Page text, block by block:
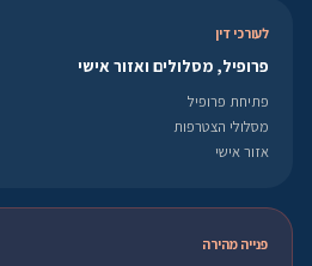
לעורכי דין
פרופיל, מסלולים ואזור אישי
פתיחת פרופיל
מסלולי הצטרפות
אזור אישי
פנייה מהירה